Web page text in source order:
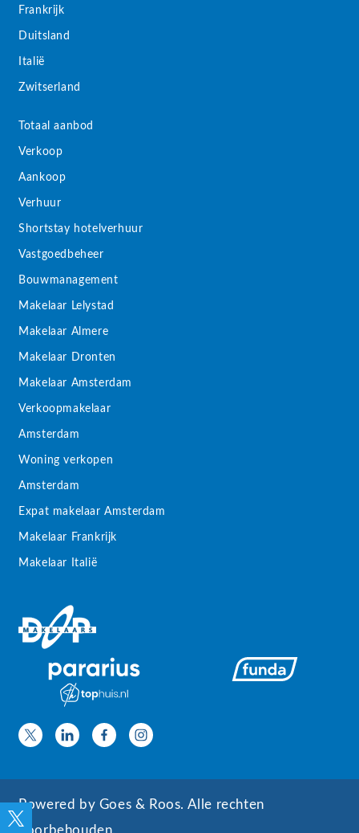
Frankrijk
Duitsland
Italië
Zwitserland
Totaal aanbod
Verkoop
Aankoop
Verhuur
Shortstay hotelverhuur
Vastgoedbeheer
Bouwmanagement
Makelaar Lelystad
Makelaar Almere
Makelaar Dronten
Makelaar Amsterdam
Verkoopmakelaar
Amsterdam
Woning verkopen
Amsterdam
Expat makelaar Amsterdam
Makelaar Frankrijk
Makelaar Italië
Powered by Goes & Roos. Alle rechten